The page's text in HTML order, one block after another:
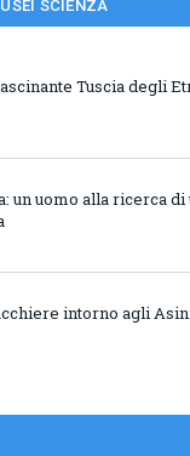
SCIENZA
Tuscia degli
un uomo alla ricerca
intorno agli